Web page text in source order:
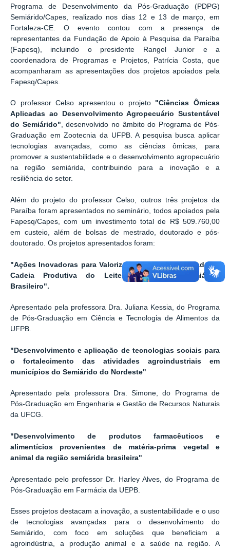
Programa de Desenvolvimento da Pós-Graduação (PDPG)
Semiárido/Capes, realizado nos dias 12 e 13 de março, em
Fortaleza-CE. O evento contou com a presença de
representantes da Fundação de Apoio à Pesquisa da Paraíba
(Fapesq), incluindo o presidente Rangel Junior e a
coordenadora de Programas e Projetos, Patrícia Costa, que
acompanharam as apresentações dos projetos apoiados pela
Fapesq/Capes.
O professor Celso apresentou o projeto "Ciências Ômicas
Aplicadas ao Desenvolvimento Agropecuário Sustentável
do Semiárido", desenvolvido no âmbito do Programa de Pós-
Graduação em Zootecnia da UFPB. A pesquisa busca aplicar
tecnologias avançadas, como as ciências ômicas, para
promover a sustentabilidade e o desenvolvimento agropecuário
na região semiárida, contribuindo para a inovação e a
resiliência do setor.
Além do projeto do professor Celso, outros três projetos da
Paraíba foram apresentados no seminário, todos apoiados pela
Fapesq/Capes, com um investimento total de R$ 509.760,00
em custeio, além de bolsas de mestrado, doutorado e pós-
doutorado. Os projetos apresentados foram:
"Ações Inovadoras para Valorização e Sustentabilidade da
Cadeia Produtiva do Leite Caprino no Semiárido
Brasileiro".
Apresentado pela professora Dra. Juliana Kessia, do Programa
de Pós-Graduação em Ciência e Tecnologia de Alimentos da
UFPB.
"Desenvolvimento e aplicação de tecnologias sociais para
o fortalecimento das atividades agroindustriais em
municípios do Semiárido do Nordeste"
Apresentado pela professora Dra. Simone, do Programa de
Pós-Graduação em Engenharia e Gestão de Recursos Naturais
da UFCG.
"Desenvolvimento de produtos farmacêuticos e
alimentícios provenientes de matéria-prima vegetal e
animal da região semiárida brasileira"
Apresentado pelo professor Dr. Harley Alves, do Programa de
Pós-Graduação em Farmácia da UEPB.
Esses projetos destacam a inovação, a sustentabilidade e o uso
de tecnologias avançadas para o desenvolvimento do
Semiárido, com foco em soluções que beneficiam a
agroindústria, a produção animal e a saúde na região. A